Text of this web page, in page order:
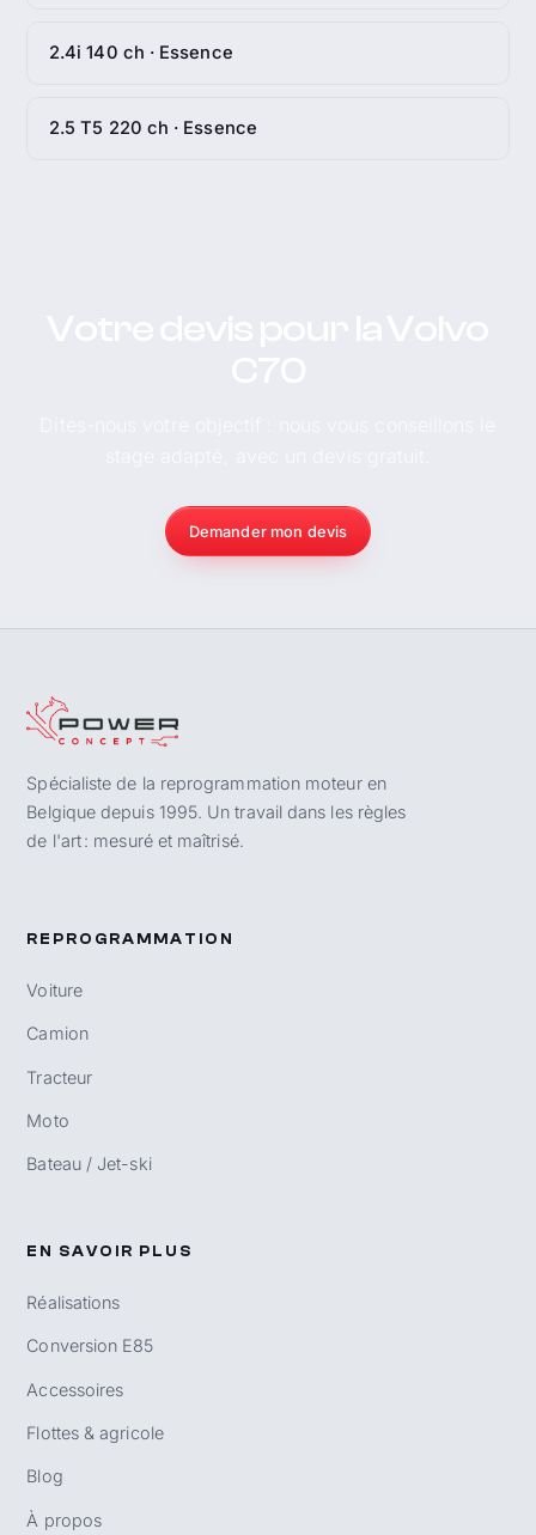
2.4i 140 ch · Essence
2.5 T5 220 ch · Essence
Demander mon devis
Spécialiste de la reprogrammation moteur en
Belgique depuis 1995. Un travail dans les règles
de l'art : mesuré et maîtrisé.
REPROGRAMMATION
Voiture
Camion
Tracteur
Moto
Bateau / Jet-ski
EN SAVOIR PLUS
Réalisations
Conversion E85
Accessoires
Flottes & agricole
Blog
À propos